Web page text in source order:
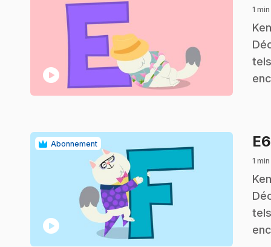
play_circle
1
.
Abonnement
play_circle
E6
1
.